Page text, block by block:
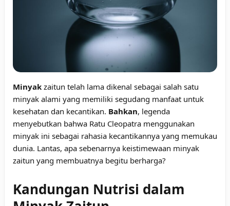
Minyak zaitun telah lama dikenal sebagai salah satu
minyak alami yang memiliki segudang manfaat untuk
kesehatan dan kecantikan. Bahkan, legenda
menyebutkan bahwa Ratu Cleopatra menggunakan
minyak ini sebagai rahasia kecantikannya yang memukau
dunia. Lantas, apa sebenarnya keistimewaan minyak
zaitun yang membuatnya begitu berharga?
Kandungan Nutrisi dalam